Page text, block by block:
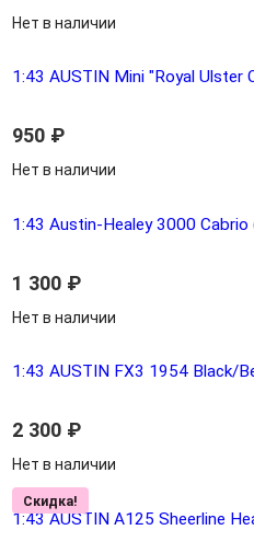
Нет в наличии
1:43 AUSTIN Mini "Royal Ulster
950 ₽
Нет в наличии
1:43 Austin-Healey 3000
1 300 ₽
Нет в наличии
1:43 AUSTIN FX3 1954 Black/
2 300 ₽
Нет в наличии
Скидка!
1:43 AUSTIN А125 Sheerline